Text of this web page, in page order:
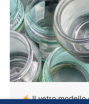
Il vetro modello